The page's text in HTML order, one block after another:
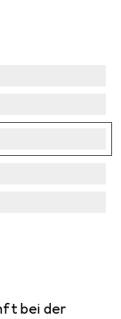
bei der